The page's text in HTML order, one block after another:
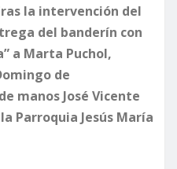
la intervención del
del banderín con
a Marta Puchol,
de
manos José Vicente
Parroquia Jesús María